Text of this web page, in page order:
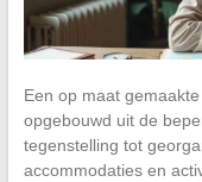
Een op maat
opgebouwd uit de
tegenstelling tot
accommodaties en